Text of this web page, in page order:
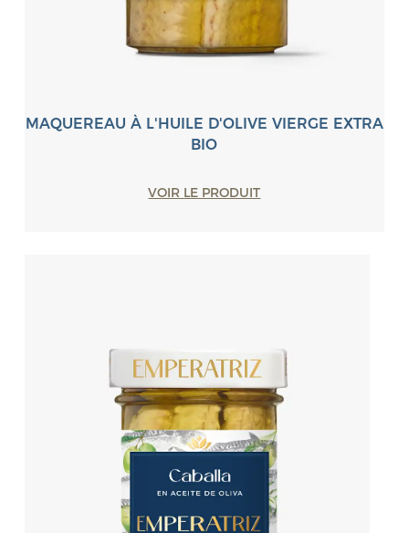
MAQUEREAU À L'HUILE D'OLIVE VIERGE EXTRA
BIO
VOIR LE PRODUIT